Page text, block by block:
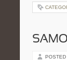
POSTED